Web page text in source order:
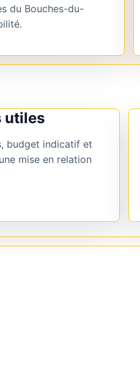
du Bouches-du-
utiles
budget indicatif et
mise en relation